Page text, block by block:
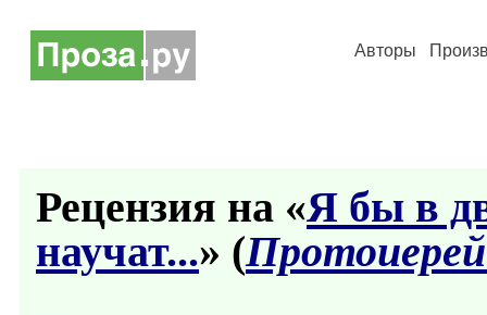
Авторы
Рецензия на «Я бы в
научат...» (